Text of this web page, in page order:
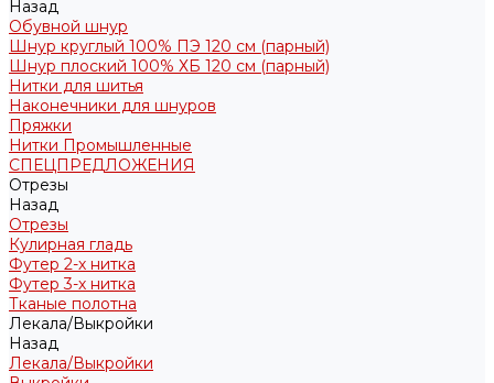
Назад
Обувной шнур
Шнур круглый 100% ПЭ 120 см (парный)
Шнур плоский 100% ХБ 120 см (парный)
Нитки для шитья
Наконечники для шнуров
Пряжки
Нитки Промышленные
СПЕЦПРЕДЛОЖЕНИЯ
Отрезы
Назад
Отрезы
Кулирная гладь
Футер 2-х нитка
Футер 3-х нитка
Тканые полотна
Лекала/Выкройки
Назад
Лекала/Выкройки